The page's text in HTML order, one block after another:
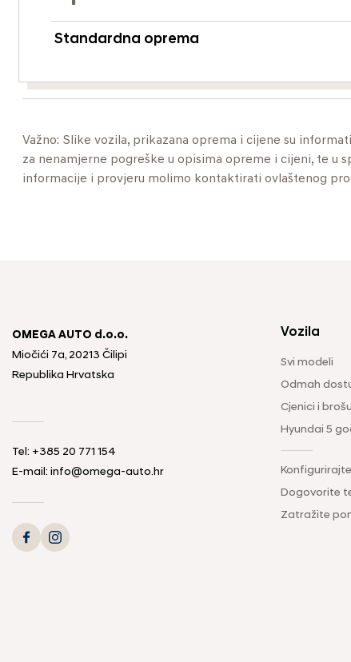
Standardna oprema
Važno: Slike vozila, prikazana oprema i cijene su
za nenamjerne pogreške u opisima opreme i cijeni, te
informacije i provjeru molimo kontaktirati ovlaštenog
OMEGA AUTO d.o.o.
Miočići 7a, 20213 Čilipi
Republika Hrvatska
Tel: +385 20 771 154
E-mail: info@omega-auto.hr
Vozila
Svi modeli
Odmah
Cjenici i
Hyundai 5
Dogovorite
Zatražite